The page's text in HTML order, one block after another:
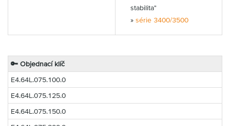
stabilita"
» série 3400/3500
🔑 Objednací klíč
E4.64L.075.100.0
E4.64L.075.125.0
E4.64L.075.150.0